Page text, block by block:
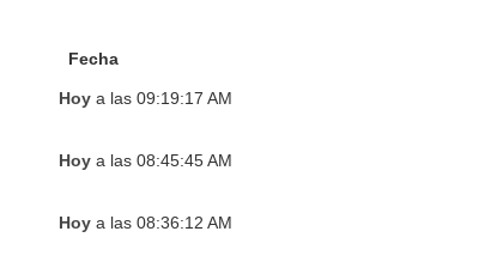
Fecha
Hoy a las 09:19:17 AM
Hoy a las 08:45:45 AM
Hoy a las 08:36:12 AM